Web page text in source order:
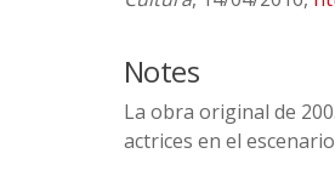
Notes
La obra original de
actrices en el